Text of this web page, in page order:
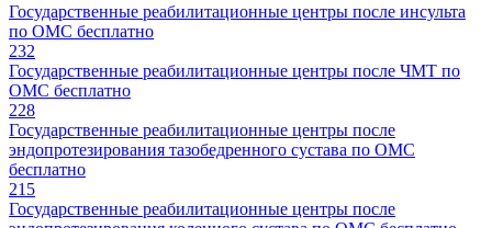
Государственные реабилитационные центры после инсульта
по ОМС бесплатно
232
Государственные реабилитационные центры после ЧМТ по
ОМС бесплатно
228
Государственные реабилитационные центры после
эндопротезирования тазобедренного сустава по ОМС
бесплатно
215
Государственные реабилитационные центры после